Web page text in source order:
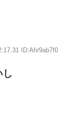
ID:Ah/9ab7f0
し